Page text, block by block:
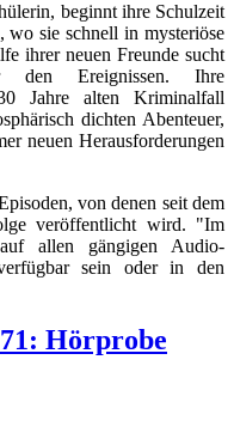
beginnt ihre Schulzeit
wo sie schnell in mysteriöse
ihrer neuen Freunde sucht
Ereignissen. Ihre
Jahre alten Kriminalfall
dichten Abenteuer,
neuen Herausforderungen
von denen seit dem
veröffentlicht wird. "Im
allen gängigen Audio-
sein oder in den
Hörprobe